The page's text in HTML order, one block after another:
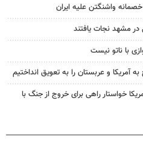
واشنگتن علیه ایران
با ناتو نیست
آمریکا و عربستان را به تعویق انداختیم
خواستار راهی برای خروج از جنگ با